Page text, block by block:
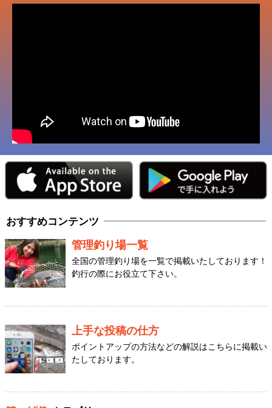
おすすめコンテンツ
管理釣り場一覧
全国の管理釣り場を一覧で掲載いたしております！
釣行の際にお役立て下さい。
上手な投稿の仕方
ポイントアップの方法などの解説はこちらに掲載い
たしております。